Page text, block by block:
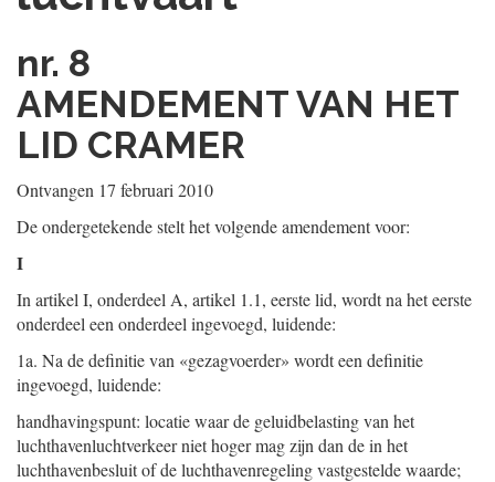
nr. 8
AMENDEMENT VAN HET
LID CRAMER
Ontvangen 17 februari 2010
De ondergetekende stelt het volgende amendement voor:
I
In artikel I, onderdeel A, artikel 1.1, eerste lid, wordt na het eerste
onderdeel een onderdeel ingevoegd, luidende:
1a. Na de definitie van «gezagvoerder» wordt een definitie
ingevoegd, luidende:
handhavingspunt: locatie waar de geluidbelasting van het
luchthavenluchtverkeer niet hoger mag zijn dan de in het
luchthavenbesluit of de luchthavenregeling vastgestelde waarde;